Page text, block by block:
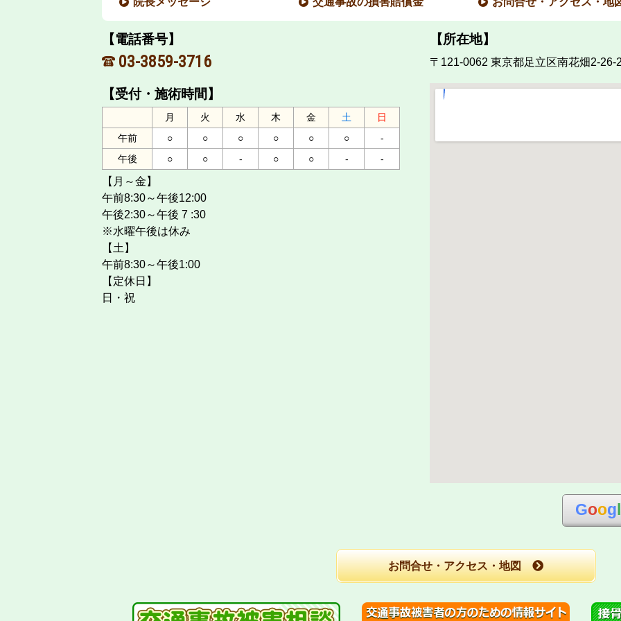
【電話番号】
03-3859-3716
【受付・施術時間】
月 火 水 木 金 土
日
午前
○ ○ ○ ○ ○ ○
-
午後
○ ○ - ○ ○ - -
【月～金】
午前8:30～午後12:00
午後2:30～午後 7 :30
※水曜午後は休み
【土】
午前8:30～午後1:00
【定休日】
日・祝
【所在地】
〒121-0062 東京都足立区南花畑2-26-
Goog
お問合せ・アクセス・地図